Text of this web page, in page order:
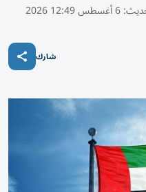
6 أغسطس 12:49 2026
شارك